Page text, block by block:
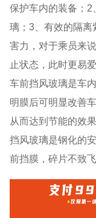
保护车内的装备；2
璃；3、有效的隔离
害力，对于乘员来
止状态，此时更易
车前挡风玻璃是车
明膜后可明显改善
从而达到节能的效
挡风玻璃是钢化的
前挡膜，碎片不致